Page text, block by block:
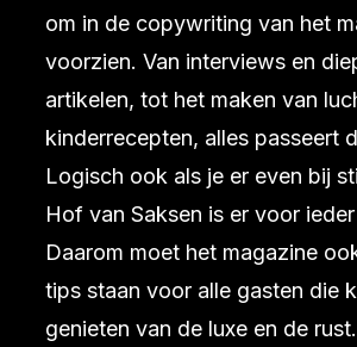
om in de copywriting van het
voorzien. Van interviews en
artikelen, tot het maken van
kinderrecepten, alles passeert
Logisch ook als je er even bij
Hof van Saksen is er voor
Daarom moet het magazine
tips staan voor alle gasten die
genieten van de luxe en de rust.